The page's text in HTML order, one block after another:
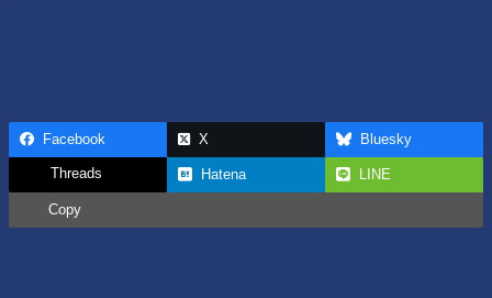
Facebook X Bluesky
Threads Hatena LINE
Copy